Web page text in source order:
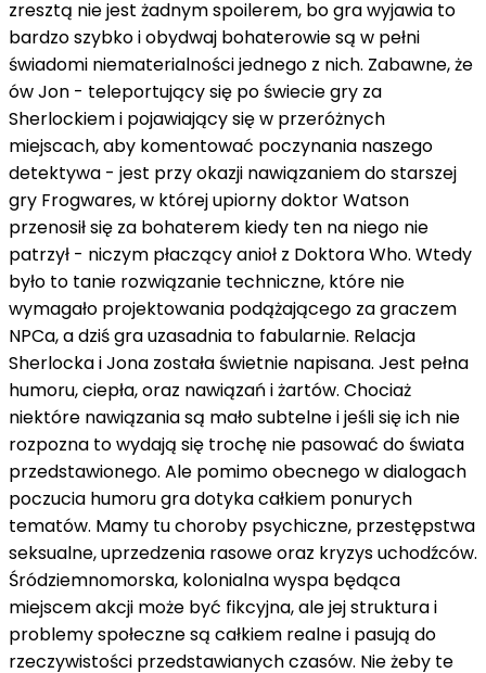
zresztą nie jest żadnym spoilerem, bo gra wyjawia to
bardzo szybko i obydwaj bohaterowie są w pełni
świadomi niematerialności jednego z nich. Zabawne, że
ów Jon - teleportujący się po świecie gry za
Sherlockiem i pojawiający się w przeróżnych
miejscach, aby komentować poczynania naszego
detektywa - jest przy okazji nawiązaniem do starszej
gry Frogwares, w której upiorny doktor Watson
przenosił się za bohaterem kiedy ten na niego nie
patrzył - niczym płaczący anioł z Doktora Who. Wtedy
było to tanie rozwiązanie techniczne, które nie
wymagało projektowania podążającego za graczem
NPCa, a dziś gra uzasadnia to fabularnie. Relacja
Sherlocka i Jona została świetnie napisana. Jest pełna
humoru, ciepła, oraz nawiązań i żartów. Chociaż
niektóre nawiązania są mało subtelne i jeśli się ich nie
rozpozna to wydają się trochę nie pasować do świata
przedstawionego. Ale pomimo obecnego w dialogach
poczucia humoru gra dotyka całkiem ponurych
tematów. Mamy tu choroby psychiczne, przestępstwa
seksualne, uprzedzenia rasowe oraz kryzys uchodźców.
Śródziemnomorska, kolonialna wyspa będąca
miejscem akcji może być fikcyjna, ale jej struktura i
problemy społeczne są całkiem realne i pasują do
rzeczywistości przedstawianych czasów. Nie żeby te